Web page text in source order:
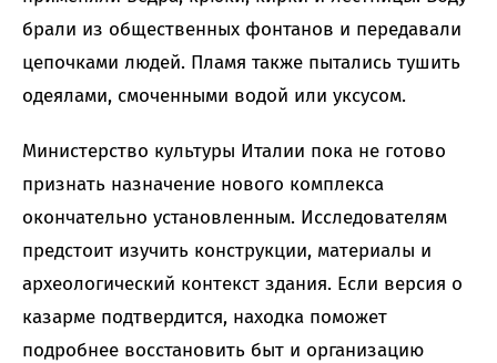
брали из общественных фонтанов и передавали
цепочками людей. Пламя также пытались тушить
одеялами, смоченными водой или уксусом.
Министерство культуры Италии пока не готово
признать назначение нового комплекса
окончательно установленным. Исследователям
предстоит изучить конструкции, материалы и
археологический контекст здания. Если версия о
казарме подтвердится, находка поможет
подробнее восстановить быт и организацию